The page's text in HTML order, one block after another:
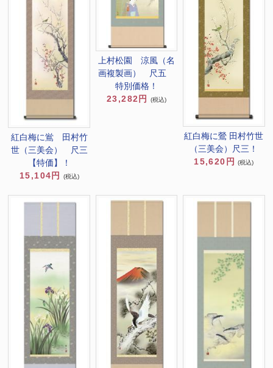
紅白梅に鴬 田村竹
世（三美会） 尺三
【特価】！
15,104円
(税込)
上村松園 涼風（名
画複製画） 尺五
特別価格！
23,282円
(税込)
紅白梅に鶯 田村竹世
（三美会）尺三！
15,620円
(税込)